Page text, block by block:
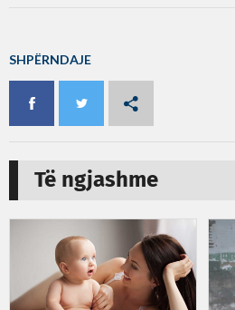
SHPËRNDAJE
Të ngjashme